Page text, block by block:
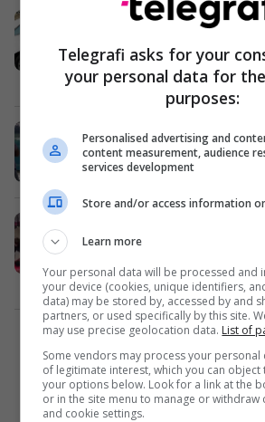
Sfida e të
(Foto)
Fun Lajme 16/08/2018
Foka reagoi me
u rrëzua në
Fun Lajme
vjeçarja rrëzohet
mrekullisht
serioze (Video)
Interesante 13/02/
Telegrafi asks for your
your personal data for
purposes:
Personalised advertising and
content measurement, audience
services development
Store and/or access information
Learn more
Your personal data will be processed and
your device (cookies, unique identifiers,
data) may be stored by, accessed by and
partners, or used specifically by this site.
may use precise geolocation data. List of
Some vendors may process your personal
of legitimate interest, which you can object
your options below. Look for a link at the
or in the site menu to manage or withdraw
and cookie settings.